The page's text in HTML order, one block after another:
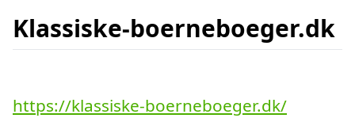
Klassiske-boerneboeger.dk
https://klassiske-boerneboeger.dk/